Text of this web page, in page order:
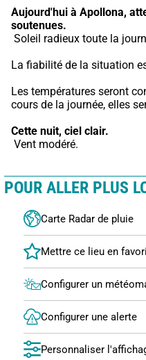
Aujourd'hui à Apollona,
soutenues.
Soleil radieux toute la
La fiabilité de la situation
Les températures seront
cours de la journée, elles
Cette nuit, ciel clair.
Vent modéré.
POUR ALLER PLUS
Carte Radar de pluie
Configurer un
Configurer une alerte
Personnaliser